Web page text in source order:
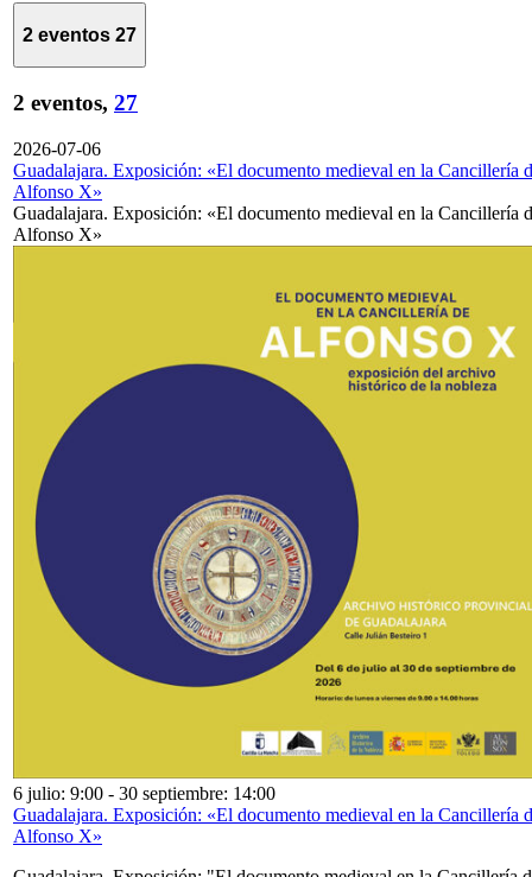
2 eventos 27
2 eventos, 27
2026-07-06
Guadalajara. Exposición: «El documento medieval en la Cancillería
Alfonso X»
Guadalajara. Exposición: «El documento medieval en la Cancillería
Alfonso X»
6 julio: 9:00 - 30 septiembre: 14:00
Guadalajara. Exposición: «El documento medieval en la Cancillería
Alfonso X»